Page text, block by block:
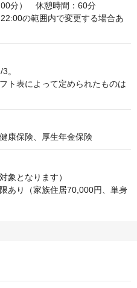
分）　休憩時間：60分
の範囲内で変更する場合あ
。
ト表によって定められたものは
康保険、厚生年金保険
象となります）
あり（家族住居70,000円、単身